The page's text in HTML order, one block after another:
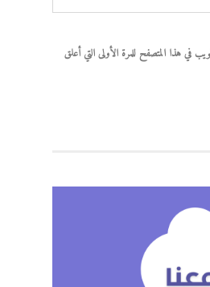
في هذا المتصفح للمرة الأولى التي أعلق